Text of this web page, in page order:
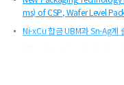
ms) of CSP, Wafer Level
Ni-xCu 합금 UBM과 Sn-Ag계
Alternating Current -
High density PWB with